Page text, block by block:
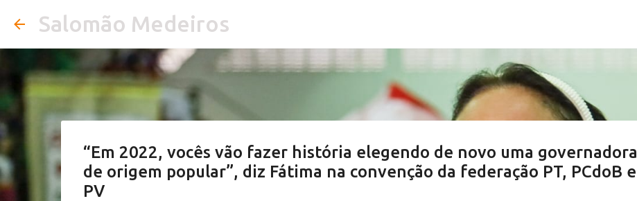
Salomão Medeiros
“Em 2022, vocês vão fazer história elegendo de novo uma governadora
de origem popular”, diz Fátima na convenção da federação PT, PCdoB e
PV